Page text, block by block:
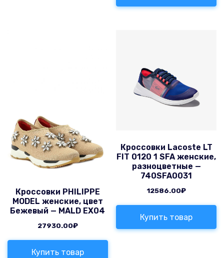
Кроссовки PHILIPPE
MODEL женские, цвет
Бежевый — MALD EX04
27930.00₽
Купить товар
Кроссовки Lacoste LT
FIT 0120 1 SFA женские,
разноцветные —
740SFA0031
12586.00₽
Купить товар